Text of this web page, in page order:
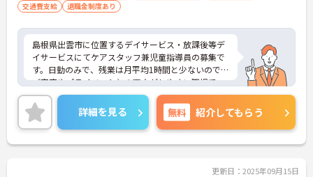
交通費支給
退職金制度あり
島根県出雲市に位置するデイサービス・放課後等デ
イサービスにてケアスタッフ兼児童指導員の募集で
す。日勤のみで、残業は月平均1時間と少ないので、
ご家庭やプライベートとの両立がしやすい職場で
す！また、経験不問なので、これから資格を活かし
て働きたいという方にもおすすめです◎ご興味のあ
る方はご面接のポイントお伝えしますのでご気軽に
お問い合わせください。
詳細を見る 無料 紹介してもらう
更新日：2025年09月15日